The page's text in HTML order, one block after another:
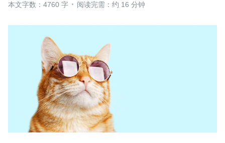
本文字数：4760 字
阅读完需：约 16 分钟